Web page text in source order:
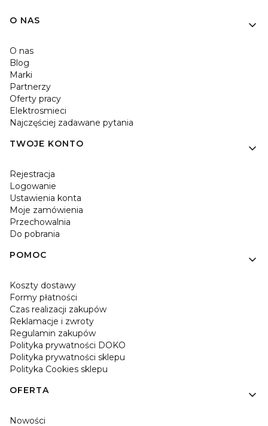
O NAS
O nas
Blog
Marki
Partnerzy
Oferty pracy
Elektrosmieci
Najczęściej zadawane pytania
TWOJE KONTO
Rejestracja
Logowanie
Ustawienia konta
Moje zamówienia
Przechowalnia
Do pobrania
POMOC
Koszty dostawy
Formy płatności
Czas realizacji zakupów
Reklamacje i zwroty
Regulamin zakupów
Polityka prywatności DOKO
Polityka prywatności sklepu
Polityka Cookies sklepu
OFERTA
Nowości